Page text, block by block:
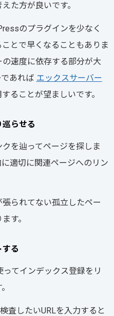
た方が良いです。
のプラグインを少なく
とで早くなることもありま
速度に依存する部分が大
あれば エックスサーバー
ることが望ましいです。
らせる
を辿ってページを探しま
適切に関連ページへのリン
られてない孤立したペー
す。
る
てインデックス登録をリ
査したいURLを入力すると